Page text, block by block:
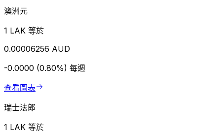
澳洲元
1 LAK 等於
0.00006256 AUD
-0.0000 (0.80%) 每週
查看圖表
瑞士法郎
1 LAK 等於